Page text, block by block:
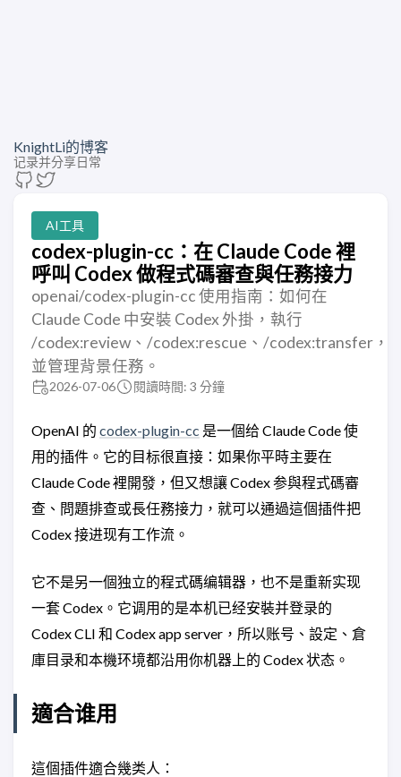
KnightLi的博客
记录并分享日常
AI工具
codex-plugin-cc：在 Claude Code 裡
呼叫 Codex 做程式碼審查與任務接力
openai/codex-plugin-cc 使用指南：如何在
Claude Code 中安裝 Codex 外掛，執行
/codex:review、/codex:rescue、/codex:transfer，
並管理背景任務。
2026-07-06 閱讀時間: 3 分鐘
OpenAI 的 codex-plugin-cc 是一個给 Claude Code 使
用的插件。它的目标很直接：如果你平時主要在
Claude Code 裡開發，但又想讓 Codex 参與程式碼審
查、問題排查或長任務接力，就可以通過這個插件把
Codex 接进现有工作流。
它不是另一個独立的程式碼编辑器，也不是重新实现
一套 Codex。它调用的是本机已经安裝并登录的
Codex CLI 和 Codex app server，所以账号、設定、倉
庫目录和本機环境都沿用你机器上的 Codex 状态。
適合谁用
這個插件適合幾类人：